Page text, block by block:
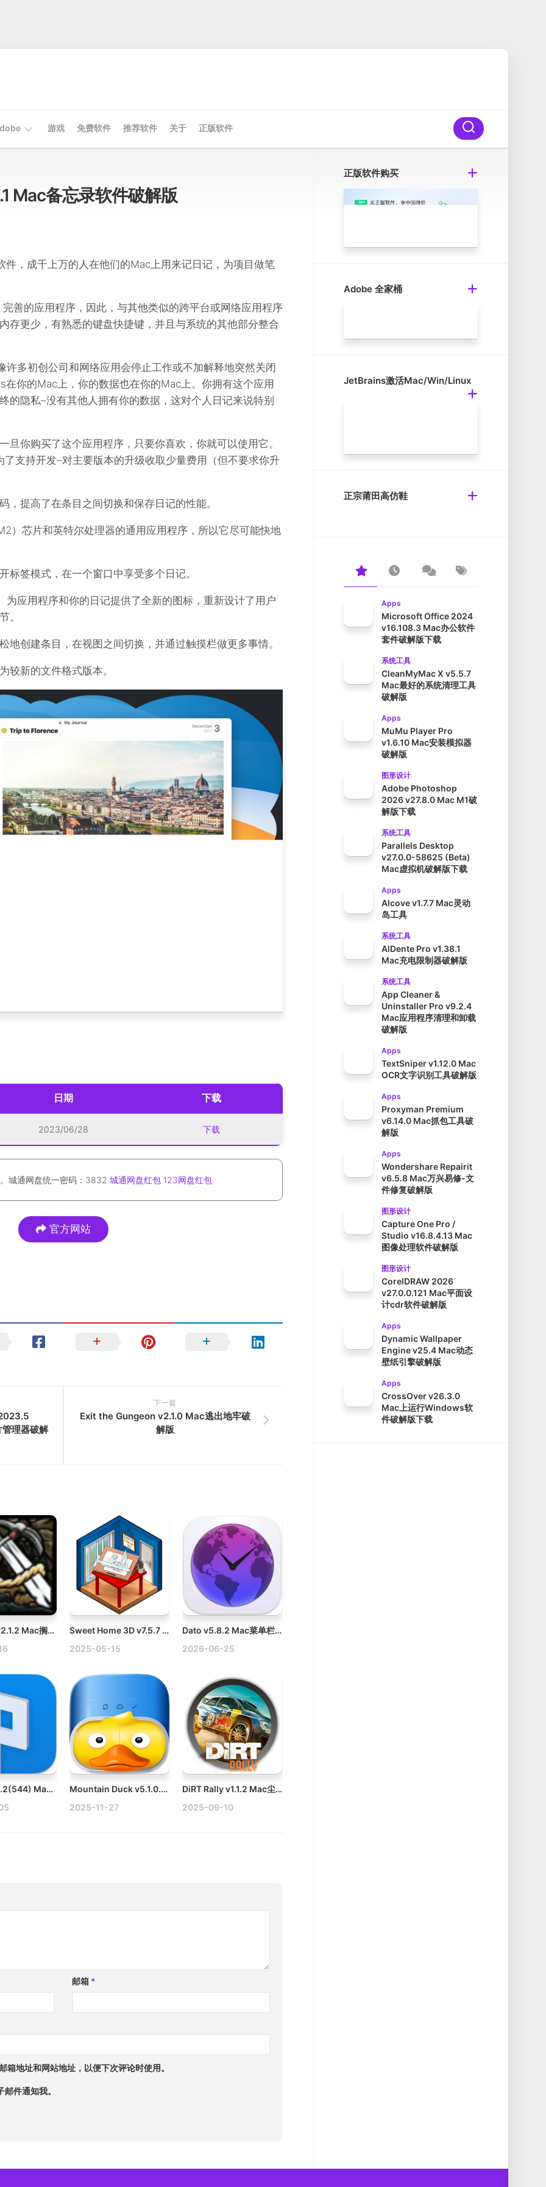
游戏 免费软件 推荐软件 关于 正版软件
Mac备忘录软件破解版
，成千上万的人在他们的Mac上用来记日记，为项目做笔
善的应用程序，因此，与其他类似的跨平台或网络应用程序
存更少，有熟悉的键盘快捷键，并且与系统的其他部分整合
多初创公司和网络应用会停止工作或不加解释地突然关闭
你的Mac上，你的数据也在你的Mac上。你拥有这个应用
的隐私–没有其他人拥有你的数据，这对个人日记来说特别
旦你购买了这个应用程序，只要你喜欢，你就可以使用它。
支持开发–对主要版本的升级收取少量费用（但不要求你升
，提高了在条目之间切换和保存日记的性能。
）芯片和英特尔处理器的通用应用程序，所以它尽可能快地
标签模式，在一个窗口中享受多个日记。
应用程序和你的日记提供了全新的图标，重新设计了用户
。
地创建条目，在视图之间切换，并通过触摸栏做更多事情。
较新的文件格式版本。
日期 下载
2023/06/28 下载
城通网盘统一密码：3832 城通网盘红包 123网盘红包
官方网站
下一篇
Exit the Gungeon v2.1.0 Mac逃出地牢破
解版
理器破解
Aground v2.1.2 Mac搁浅破解版
Sweet Home 3D v7.5.7 Mac 3D室内设计软件破解版
2025-05-15
Dato v5.8.2 Mac菜单栏时钟工具破解版下载
2026-06-25
Pixen v5.6.2(544) Mac原生像素艺术与逐帧动画编辑器
Mountain Duck v5.1.0.28309 Win云存储空间管理工具多语言破解版
2025-11-27
DiRT Rally v1.1.2 Mac尘埃拉力赛破解版
2025-09-10
邮箱 *
箱地址和网站地址，以便下次评论时使用。
件通知我。
正版软件购买
Adobe 全家桶
JetBrains激活Mac/Win/Linux
正宗莆田高仿鞋
Apps
Microsoft Office 2024
v16.108.3 Mac办公软件
套件破解版下载
系统工具
CleanMyMac X v5.5.7
Mac最好的系统清理工具
破解版
Apps
MuMu Player Pro
v1.6.10 Mac安装模拟器
破解版
图形设计
Adobe Photoshop
2026 v27.8.0 Mac M1破
解版下载
系统工具
Parallels Desktop
v27.0.0-58625 (Beta)
Mac虚拟机破解版下载
Apps
Alcove v1.7.7 Mac灵动
岛工具
系统工具
AlDente Pro v1.38.1
Mac充电限制器破解版
系统工具
App Cleaner &
Uninstaller Pro v9.2.4
Mac应用程序清理和卸载
破解版
Apps
TextSniper v1.12.0 Mac
OCR文字识别工具破解版
Apps
Proxyman Premium
v6.14.0 Mac抓包工具破
解版
Apps
Wondershare Repairit
v6.5.8 Mac万兴易修-文
件修复破解版
图形设计
Capture One Pro /
Studio v16.8.4.13 Mac
图像处理软件破解版
图形设计
CorelDRAW 2026
v27.0.0.121 Mac平面设
计cdr软件破解版
Apps
Dynamic Wallpaper
Engine v25.4 Mac动态
壁纸引擎破解版
Apps
CrossOver v26.3.0
Mac上运行Windows软
件破解版下载